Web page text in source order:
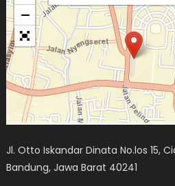
Jl. Otto Iskandar Dinata No.los 15,
Bandung, Jawa Barat 40241